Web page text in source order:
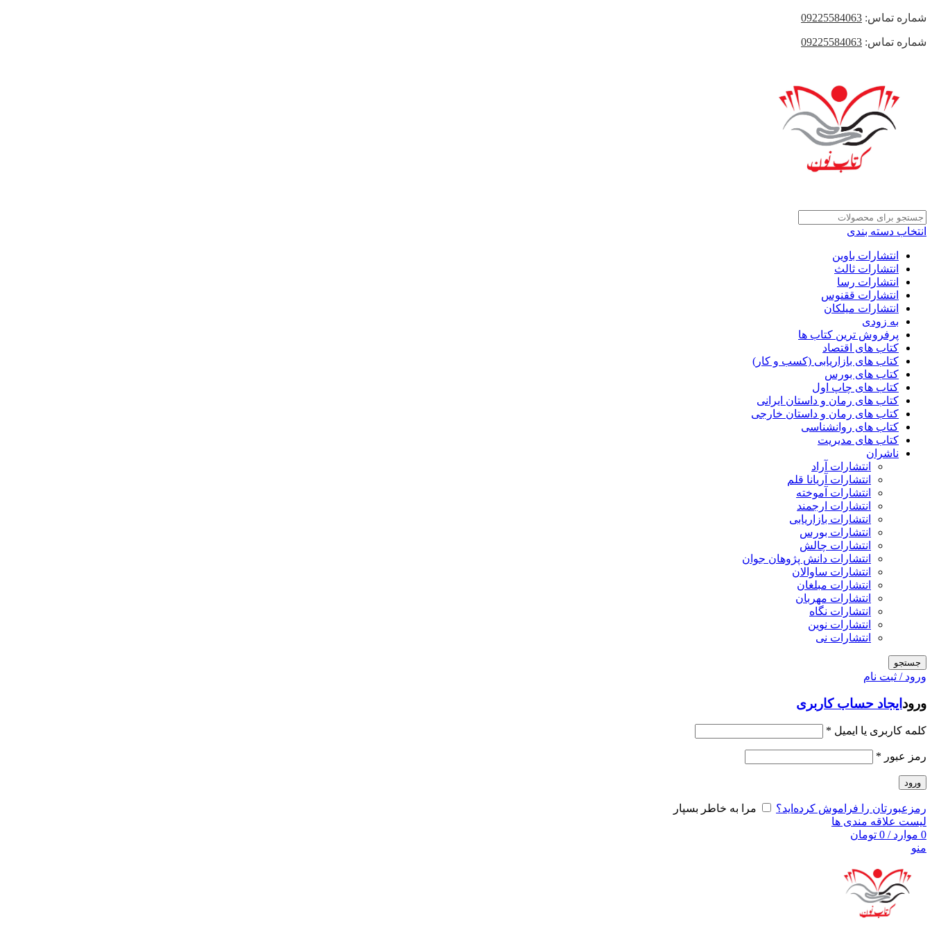
شماره تماس: 09225584063
شماره تماس: 09225584063
انتخاب دسته بندی
انتشارات باوین
انتشارات ثالث
انتشارات رسا
انتشارات ققنوس
انتشارات میلکان
به زودی
پرفروش ترین کتاب ها
کتاب های اقتصاد
کتاب های بازاریابی (کسب و کار)
کتاب های بورس
کتاب های چاپ اول
کتاب های رمان و داستان ایرانی
کتاب های رمان و داستان خارجی
کتاب های روانشناسی
کتاب های مدیریت
ناشران
انتشارات آراد
انتشارات آریانا قلم
انتشارات آموخته
انتشارات ارجمند
انتشارات بازاریابی
انتشارات بورس
انتشارات چالش
انتشارات دانش پژوهان جوان
انتشارات ساوالان
انتشارات مبلغان
انتشارات مهربان
انتشارات نگاه
انتشارات نوین
انتشارات نی
جستجو
ورود / ثبت نام
ورود ایجاد حساب کاربری
کلمه کاربری یا ایمیل *
رمز عبور *
ورود
رمزعبورتان را فراموش کرده‌اید؟
مرا به خاطر بسپار
لیست علاقه مندی ها
0 موارد /
0 تومان
منو